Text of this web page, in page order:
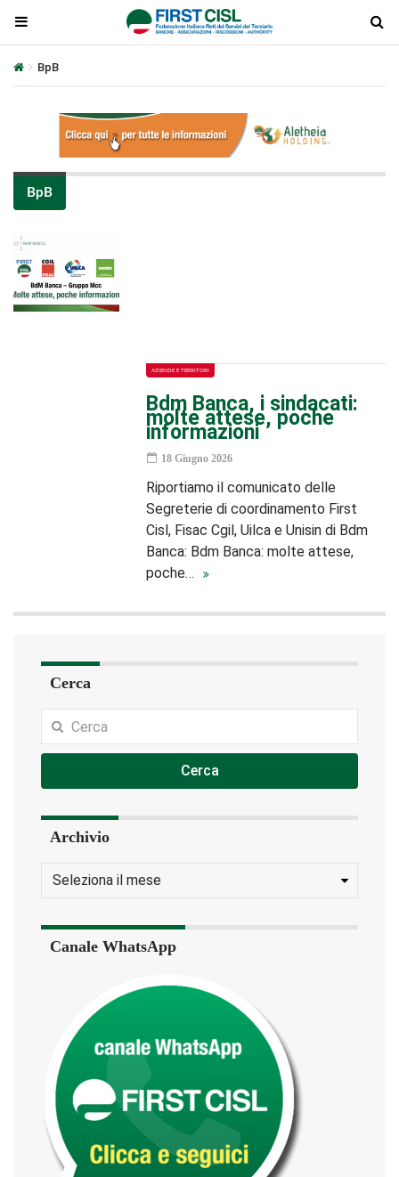
BpB
BpB
AZIENDE E TERRITORI
Bdm Banca, i sindacati:
molte attese, poche
informazioni
18 Giugno 2026
Riportiamo il comunicato delle
Segreterie di coordinamento First
Cisl, Fisac Cgil, Uilca e Unisin di Bdm
Banca: Bdm Banca: molte attese,
poche…
Cerca
Cerca
Archivio
Canale WhatsApp